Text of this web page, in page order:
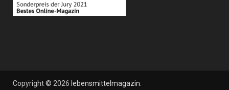
Copyright © 2026 lebensmittelmagazin